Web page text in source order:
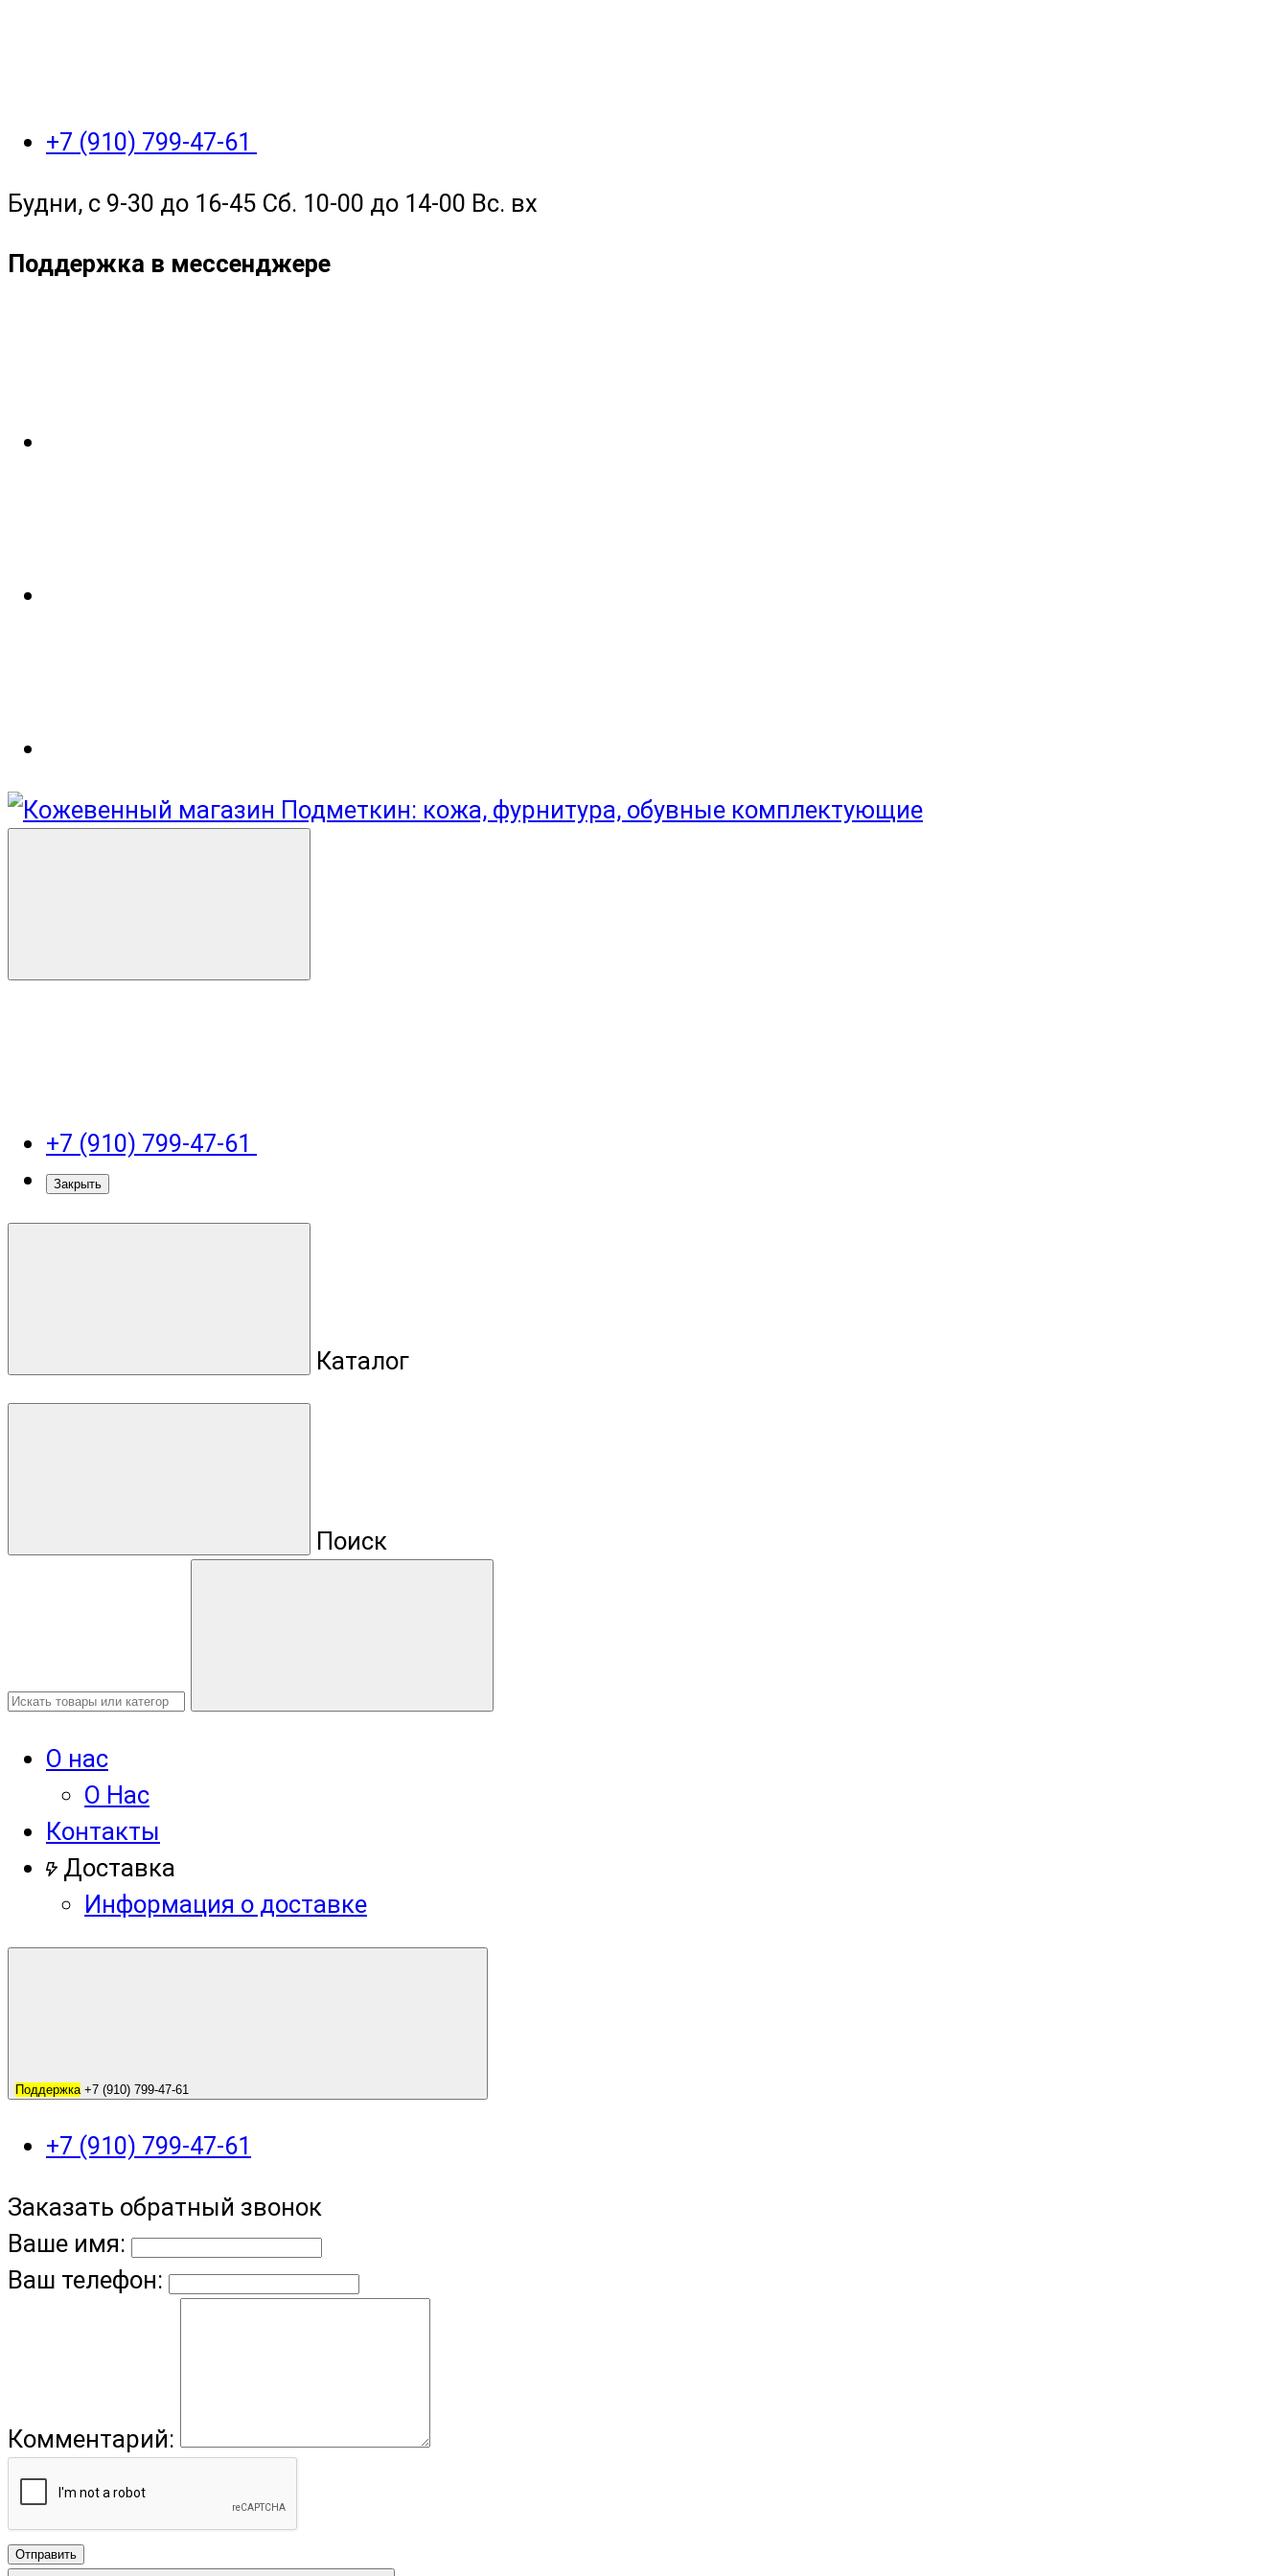
+7 (910) 799-47-61
Будни, с 9-30 до 16-45 Сб. 10-00 до 14-00 Вс. вх
Поддержка в мессенджере
+7 (910) 799-47-61
Закрыть
Каталог
Поиск
О нас
О Нас
Контакты
Доставка
Информация о доставке
Поддержка +7 (910) 799-47-61
+7 (910) 799-47-61
Заказать обратный звонок
Ваше имя:
Ваш телефон:
Комментарий:
Отправить